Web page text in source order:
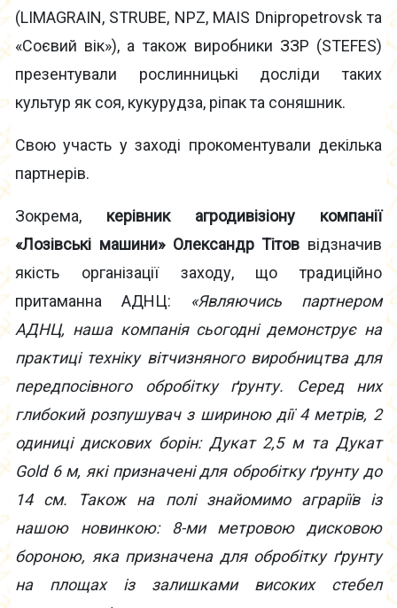
(LIMAGRAIN, STRUBE, NPZ, MAIS Dnipropetrovsk та
«Соєвий вік»), а також виробники ЗЗР (STEFES)
презентували рослинницькі досліди таких
культур як соя, кукурудза, ріпак та соняшник.
Свою участь у заході прокоментували декілька
партнерів.
Зокрема, керівник агродивізіону компанії
«Лозівські машини» Олександр Тітов відзначив
якість організації заходу, що традиційно
притаманна АДНЦ: «Являючись партнером
АДНЦ, наша компанія сьогодні демонструє на
практиці техніку вітчизняного виробництва для
передпосівного обробітку ґрунту. Серед них
глибокий розпушувач з шириною дії 4 метрів, 2
одиниці дискових борін: Дукат 2,5 м та Дукат
Gold 6 м, які призначені для обробітку ґрунту до
14 см. Також на полі знайомимо аграріїв із
нашою новинкою: 8-ми метровою дисковою
бороною, яка призначена для обробітку ґрунту
на площах із залишками високих стебел